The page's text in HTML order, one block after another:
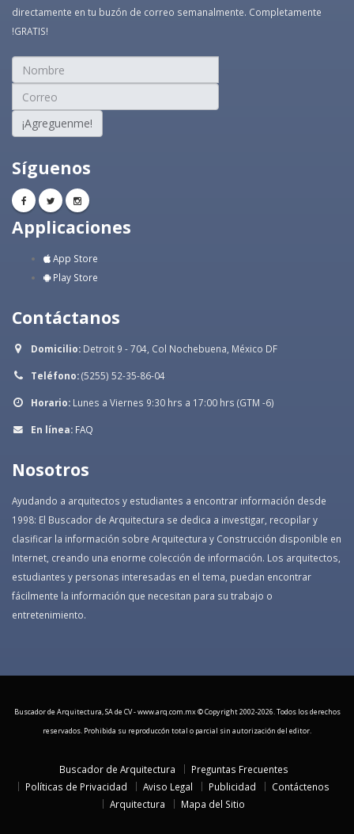
directamente en tu buzón de correo semanalmente. Completamente
!GRATIS!
¡Agreguenme!
Síguenos
Applicaciones
App Store
Play Store
Contáctanos
Domicilio: Detroit 9 - 704, Col Nochebuena, México DF
Teléfono:(5255) 52-35-86-04
Horario: Lunes a Viernes 9:30 hrs a 17:00 hrs (GTM -6)
En línea: FAQ
Nosotros
Ayudando a arquitectos y estudiantes a encontrar información desde
1998: El Buscador de Arquitectura se dedica a investigar, recopilar y
clasificar la información sobre Arquitectura y Construcción disponible en
Internet, creando una enorme colección de información. Los arquitectos,
estudiantes y personas interesadas en el tema, puedan encontrar
fácilmente la información que necesitan para su trabajo o
entretenimiento.
Buscador de Arquitectura, SA de CV - www.arq.com.mx © Copyright 2002-2026. Todos los derechos
reservados. Prohibida su reproduccón total o parcial sin autorización del editor.
Buscador de Arquitectura
Preguntas Frecuentes
Políticas de Privacidad
Aviso Legal Publicidad
Contáctenos
Arquitectura
Mapa del Sitio